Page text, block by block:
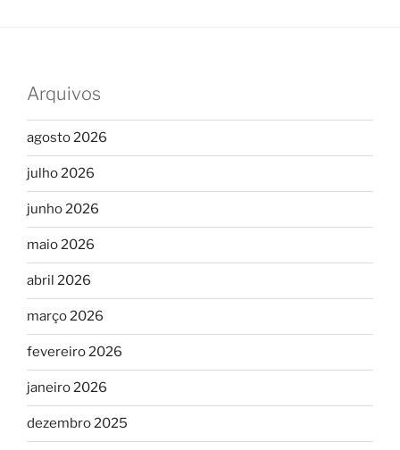
Arquivos
agosto 2026
julho 2026
junho 2026
maio 2026
abril 2026
março 2026
fevereiro 2026
janeiro 2026
dezembro 2025